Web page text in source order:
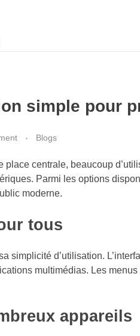
simple pour
Blogs
place centrale, beaucoup
Parmi les options
moderne.
tous
simplicité d’utilisation.
multimédias. Les
appareils